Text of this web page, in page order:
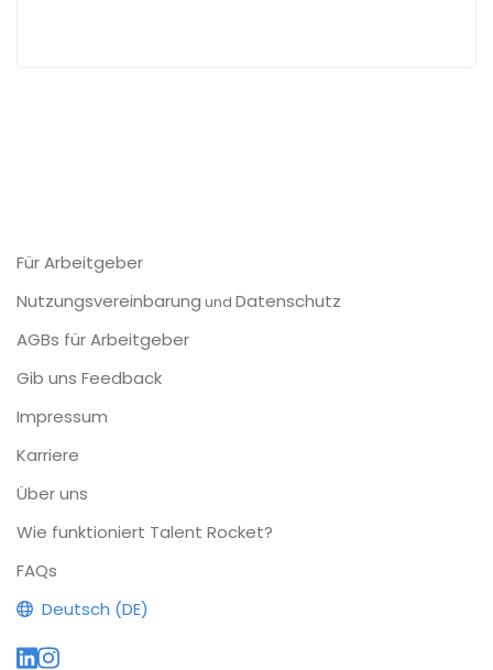
Für Arbeitgeber
Nutzungsvereinbarung und Datenschutz
AGBs für Arbeitgeber
Gib uns Feedback
Impressum
Karriere
Über uns
Wie funktioniert Talent Rocket?
FAQs
Deutsch (DE)